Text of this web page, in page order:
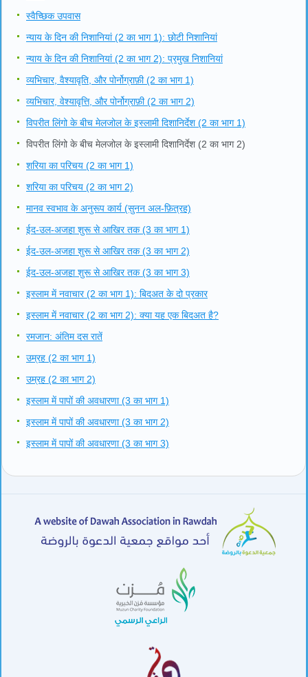
स्वैच्छिक उपवास
न्याय के दिन की निशानियां (2 का भाग 1): छोटी निशानियां
न्याय के दिन की निशानियां (2 का भाग 2): प्रमुख निशानियां
व्यभिचार, वैश्यावृति, और पोर्नोग्राफ़ी (2 का भाग 1)
व्यभिचार, वेश्यावृत्ति, और पोर्नोग्राफ़ी (2 का भाग 2)
विपरीत लिंगो के बीच मेलजोल के इस्लामी दिशानिर्देश (2 का भाग 1)
विपरीत लिंगो के बीच मेलजोल के इस्लामी दिशानिर्देश (2 का भाग 2)
शरिया का परिचय (2 का भाग 1)
शरिया का परिचय (2 का भाग 2)
मानव स्वभाव के अनुरूप कार्य (सुनन अल-फ़ित्रह)
ईद-उल-अजहा शुरू से आखिर तक (3 का भाग 1)
ईद-उल-अजहा शुरू से आखिर तक (3 का भाग 2)
ईद-उल-अजहा शुरू से आखिर तक (3 का भाग 3)
इस्लाम में नवाचार (2 का भाग 1): बिदअत के दो प्रकार
इस्लाम में नवाचार (2 का भाग 2): क्या यह एक बिदअत है?
रमजान: अंतिम दस रातें
उम्रह (2 का भाग 1)
उम्रह (2 का भाग 2)
इस्लाम में पापों की अवधारणा (3 का भाग 1)
इस्लाम में पापों की अवधारणा (3 का भाग 2)
इस्लाम में पापों की अवधारणा (3 का भाग 3)